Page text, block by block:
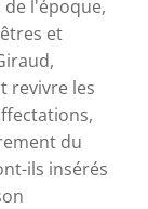
l'époque,
et
revivre les
du
ils insérés